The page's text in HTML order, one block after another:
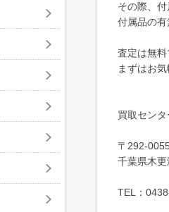
その際、
付属品の有
査定は無料
まずはお
買取セン
〒292-
千葉県木
TEL：